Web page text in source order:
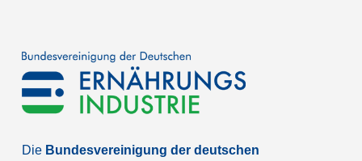
Die Bundesvereinigung der deutschen